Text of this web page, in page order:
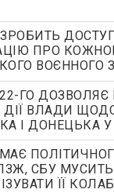
ЗРОБИТЬ
ПРО
ВОЄННОГО
ГО
ДІЇ ВЛАДИ
І ДОНЕЦЬКА
СБУ МУСИТЬ
ЇЇ